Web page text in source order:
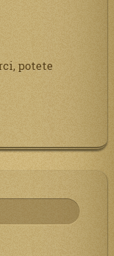
potete